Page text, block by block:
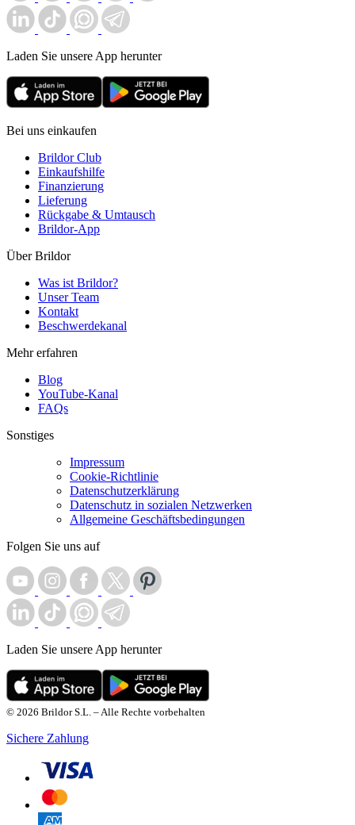
Laden Sie unsere App herunter
Bei uns einkaufen
Brildor Club
Einkaufshilfe
Finanzierung
Lieferung
Rückgabe & Umtausch
Brildor-App
Über Brildor
Was ist Brildor?
Unser Team
Kontakt
Beschwerdekanal
Mehr erfahren
Blog
YouTube-Kanal
FAQs
Sonstiges
Impressum
Cookie-Richtlinie
Datenschutzerklärung
Datenschutz in sozialen Netzwerken
Allgemeine Geschäftsbedingungen
Folgen Sie uns auf
Laden Sie unsere App herunter
© 2026 Brildor S.L. – Alle Rechte vorbehalten
Sichere Zahlung